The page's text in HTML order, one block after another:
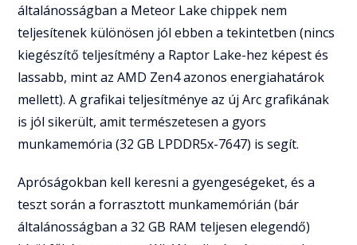
általánosságban a Meteor Lake chippek nem
teljesítenek különösen jól ebben a tekintetben (nincs
kiegészítő teljesítmény a Raptor Lake-hez képest és
lassabb, mint az AMD Zen4 azonos energiahatárok
mellett). A grafikai teljesítménye az új Arc grafikának
is jól sikerült, amit természetesen a gyors
munkamemória (32 GB LPDDR5x-7647) is segít.
Apróságokban kell keresni a gyengeségeket, és a
teszt során a forrasztott munkamemórián (bár
általánosságban a 32 GB RAM teljesen elegendő)